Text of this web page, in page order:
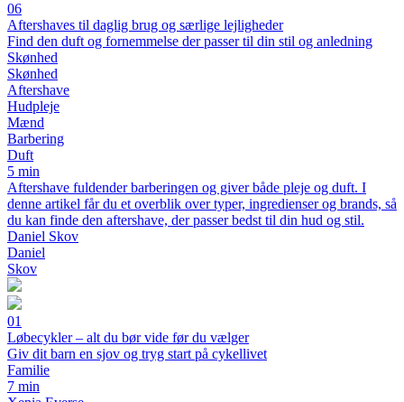
06
Aftershaves til daglig brug og særlige lejligheder
Find den duft og fornemmelse der passer til din stil og anledning
Skønhed
Skønhed
Aftershave
Hudpleje
Mænd
Barbering
Duft
5 min
Aftershave fuldender barberingen og giver både pleje og duft. I
denne artikel får du et overblik over typer, ingredienser og brands, så
du kan finde den aftershave, der passer bedst til din hud og stil.
Daniel Skov
Daniel
Skov
01
Løbecykler – alt du bør vide før du vælger
Giv dit barn en sjov og tryg start på cykellivet
Familie
7 min